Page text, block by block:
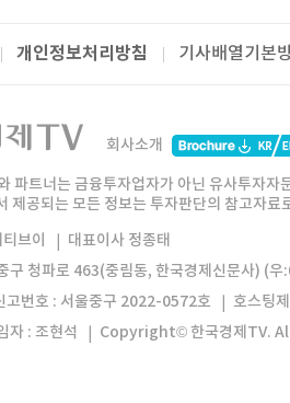
개인정보처리방침 기사배열기본
리사이트
제TV
디어그룹 한국경제신문 한국경제
앱 한국경제TV앱
회사소개
파트너는 금융투자업자가 아닌 유사투자
제공되는 모든 정보는 투자판단의 참고자
브이
대표이사 정종태
구 청파로 463(중림동, 한국경제신문사) (
고번호 : 서울중구 2022-0572호
호스팅
자 : 조현석
Copyright© 한국경제TV.